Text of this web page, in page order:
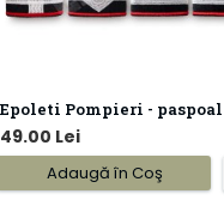
49.00 Lei
Adaugă în Coş